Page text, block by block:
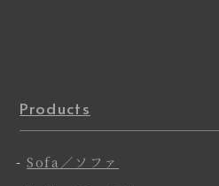
Products
-Sofa／ソファ